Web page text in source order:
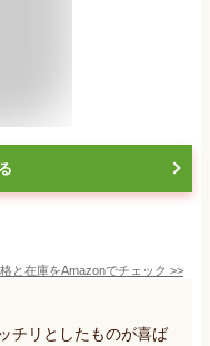
と在庫をAmazonでチェック >>
チリとしたものが喜ば